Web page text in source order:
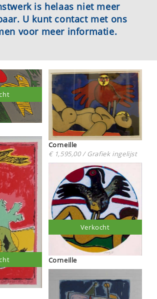
is helaas niet meer
U kunt contact met ons
voor meer informatie.
Corneille
€ 1,595,00 / Grafiek ingelijst
Corneille
Verkocht